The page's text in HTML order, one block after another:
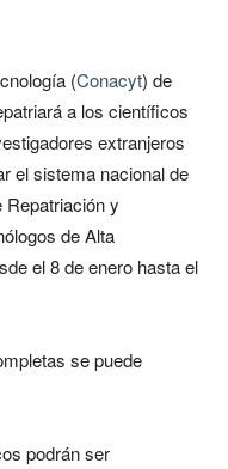
(Conacyt) de
a los científicos
extranjeros
el sistema nacional de
y
de Alta
el 8 de enero hasta el
se puede
podrán ser